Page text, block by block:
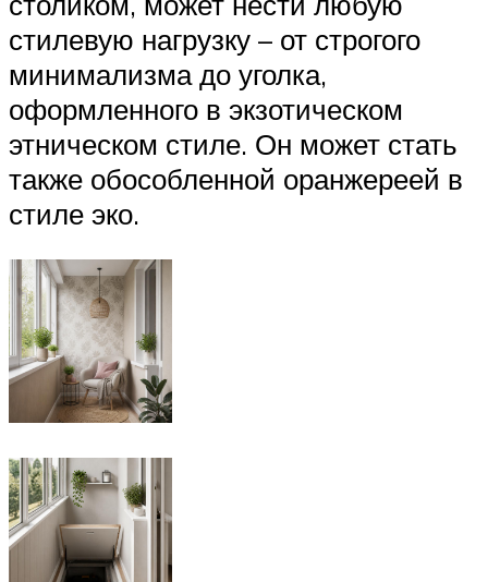
стилевую нагрузку – от строгого
минимализма до уголка,
оформленного в экзотическом
этническом стиле. Он может стать
также обособленной оранжереей в
стиле эко.